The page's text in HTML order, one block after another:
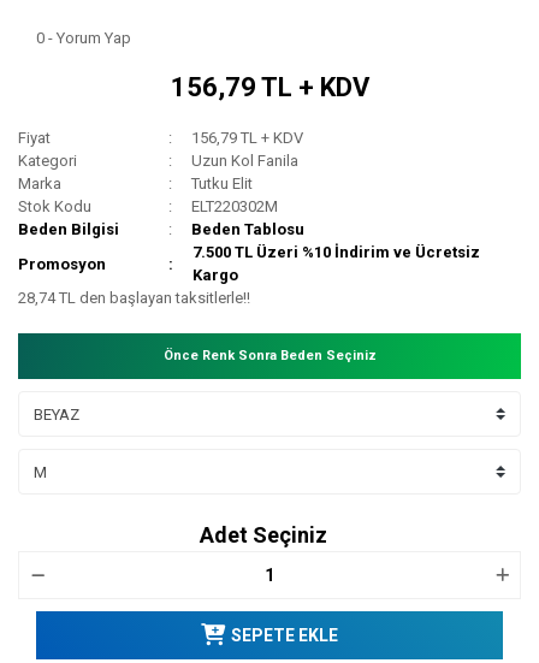
0 - Yorum Yap
156,79 TL + KDV
Fiyat
156,79 TL + KDV
Kategori
Uzun Kol Fanila
Marka
Tutku Elit
Stok Kodu
ELT220302M
Beden Bilgisi
Beden Tablosu
Promosyon
7.500 TL Üzeri %10 İndirim ve Ücretsiz
Kargo
28,74 TL den başlayan taksitlerle!!
Önce Renk Sonra Beden Seçiniz
Adet Seçiniz
SEPETE EKLE